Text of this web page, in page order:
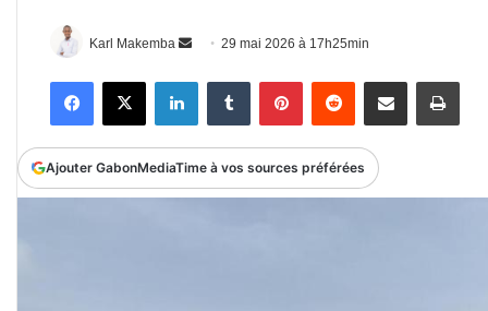
Karl Makemba
Envoyer
courriel
29 mai 2026 à 17h25min
FacebookX LinkedinTumblr PinterestReddit Partager par email
Ajouter GabonMediaTime à vos sources préférées